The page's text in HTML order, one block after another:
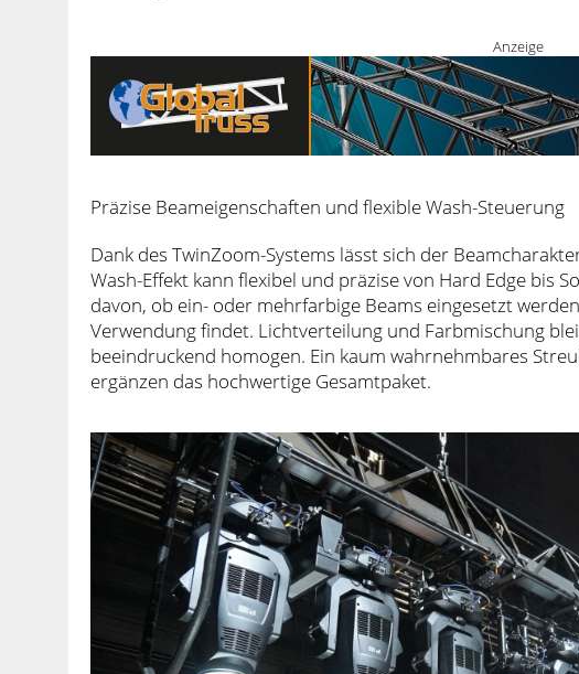
Anzeige
Präzise Beameigenschaften und flexible Wash-Steuerung
Dank des TwinZoom-Systems lässt sich der
Wash-Effekt kann flexibel und präzise von Hard Edge bis
davon, ob ein- oder mehrfarbige Beams eingesetzt
Verwendung findet. Lichtverteilung und Farbmischung
beeindruckend homogen. Ein kaum wahrnehmbares
ergänzen das hochwertige Gesamtpaket.